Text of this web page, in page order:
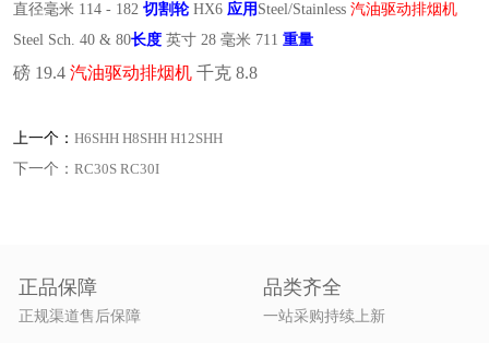
直径毫米 114 - 182 切割轮HX6 应用 Steel/Stainless 汽油驱动排烟机
Steel Sch. 40 & 80长度 英寸 28 毫米 711 重量
磅 19.4 汽油驱动排烟机 千克 8.8
上一个： H6SHH H8SHH H12SHH
下一个： RC30S RC30I
正品保障
正规渠道售后保障
品类齐全
一站采购持续上新